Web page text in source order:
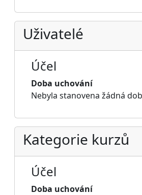
Uživatelé
Účel
Doba uchování
Nebyla stanovena žádná
Kategorie kurzů
Účel
Doba uchování